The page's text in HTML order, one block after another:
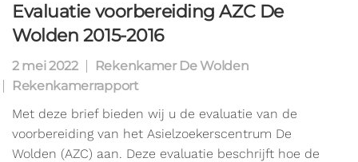
Evaluatie voorbereiding AZC De
Wolden 2015-2016
2 mei 2022
Rekenkamer De Wolden
Rekenkamerrapport
Met deze brief bieden wij u de evaluatie van de
voorbereiding van het Asielzoekerscentrum De
Wolden (AZC) aan. Deze evaluatie beschrijft hoe de